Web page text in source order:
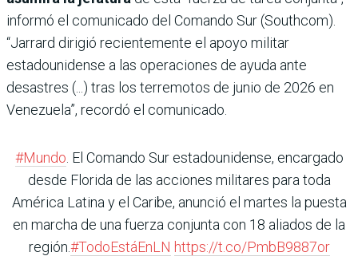
informó el comunicado del Comando Sur (Southcom).
“Jarrard dirigió recientemente el apoyo militar
estadounidense a las operaciones de ayuda ante
desastres (...) tras los terremotos de junio de 2026 en
Venezuela”, recordó el comunicado.
#Mundo . El Comando Sur estadounidense, encargado
desde Florida de las acciones militares para toda
América Latina y el Caribe, anunció el martes la puesta
en marcha de una fuerza conjunta con 18 aliados de la
región.#TodoEstáEnLN https://t.co/PmbB9887or